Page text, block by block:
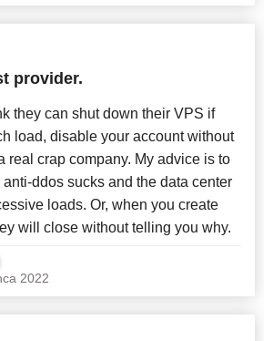
provider.
they can shut down their VPS if
load, disable your account without
real crap company. My advice is to
ddos sucks and the data center
loads. Or, when you create
will close without telling you why.
2022